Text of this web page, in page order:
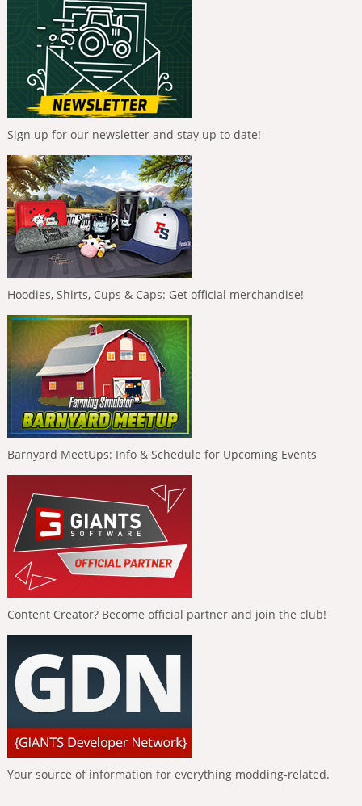
Sign up for our newsletter and stay up to date!
Hoodies, Shirts, Cups & Caps: Get official merchandise!
Barnyard MeetUps: Info & Schedule for Upcoming Events
Content Creator? Become official partner and join the club!
Your source of information for everything modding-related.